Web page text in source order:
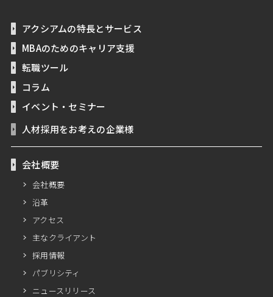
アクシアムの特長とサービス
MBAのためのキャリア支援
転職ツール
コラム
イベント・セミナー
人材採用をお考えの企業様
会社概要
会社概要
沿革
アクセス
主なクライアント
採用情報
パブリシティ
ニュースリリース